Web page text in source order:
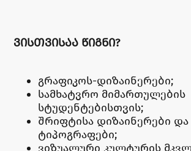
ᲕᲘᲡᲗᲕᲘᲡᲐᲐ ᲬᲘᲒᲜᲘ?
გრაფიკოს-დიზაინერები;
სამხატვრო მიმართულების
სტუდენტებისთვის;
შრიფტისა დიზაინერები და
ტიპოგრაფები;
ვიზუალური კულტურის